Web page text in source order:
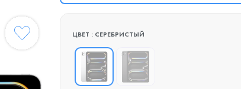
ЦВЕТ : СЕРЕБРИСТЫЙ